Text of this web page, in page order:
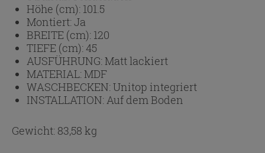
Höhe (cm): 101.5
Montiert:Ja
BREITE (cm): 120
TIEFE (cm):45
AUSFÜHRUNG:Matt lackiert
MATERIAL:MDF
WASCHBECKEN:Unitop integriert
INSTALLATION:Auf dem Boden
Gewicht: 83,58 kg